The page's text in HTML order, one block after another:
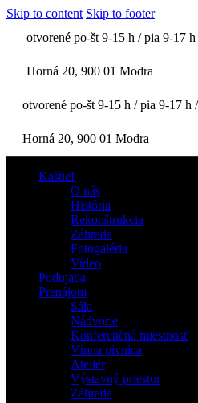
Skip to content Skip to footer
otvorené po-št 9-15 h / pia 9-17
Horná 20, 900 01 Modra
otvorené po-št 9-15 h / pia 9-17 h
Horná 20, 900 01 Modra
Kaštieľ
O nás
História
Rekonštrukcia
Záhrada
Fotogaléria
Video
Podujatia
Prenájom
Sála
Nádvorie
Konferenčná miestnosť
Vínna pivnica
Ateliér
Výstavný priestor
Záhrada